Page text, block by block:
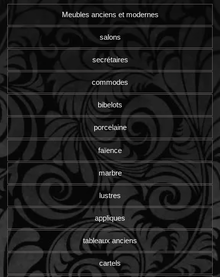
Meubles anciens et modernes
salons
secrétaires
commodes
bibelots
porcelaine
faïence
marbre
lustres
appliques
tableaux anciens
cartels